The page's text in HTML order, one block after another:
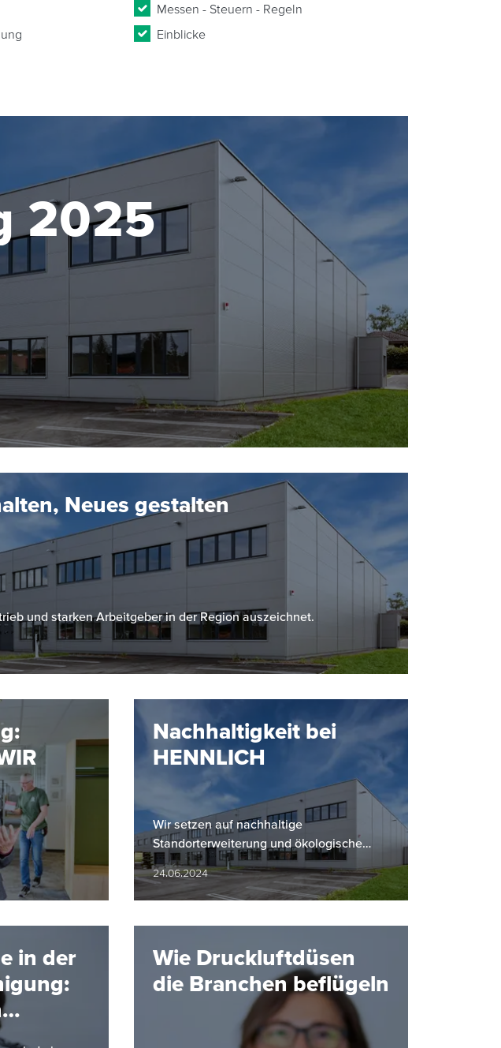
Messen - Steuern - Regeln
Einblicke
2025
Neues gestalten
und starken Arbeitgeber in der Region auszeichnet.
Nachhaltigkeit bei
HENNLICH
Wir setzen auf nachhaltige
Standorterweiterung und ökologische
Initiativen.
24.06.2024
in der
Wie Druckluftdüsen
die Branchen beflügeln